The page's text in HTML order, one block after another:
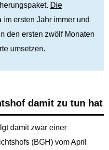
Die
im ersten Jahr immer und
den ersten zwölf Monaten
umsetzen.
damit zu tun hat
damit zwar einer
(BGH) vom April